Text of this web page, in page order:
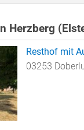
Herzberg
Resthof mit
03253